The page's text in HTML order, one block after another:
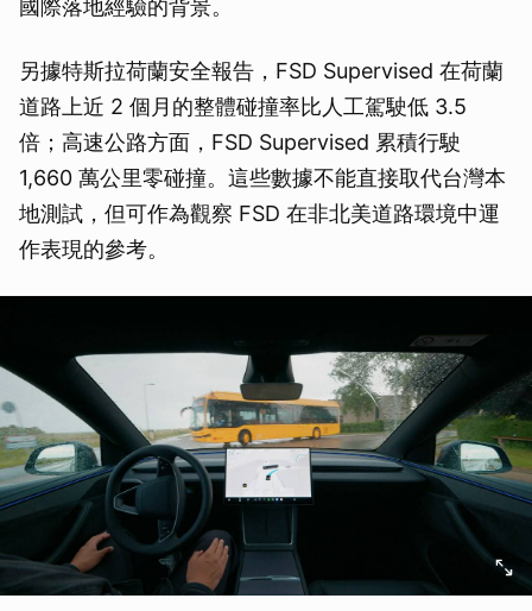
國際落地經驗的背景。
另據特斯拉荷蘭安全報告，FSD Supervised 在荷蘭
道路上近 2 個月的整體碰撞率比人工駕駛低 3.5
倍；高速公路方面，FSD Supervised 累積行駛
1,660 萬公里零碰撞。這些數據不能直接取代台灣本
地測試，但可作為觀察 FSD 在非北美道路環境中運
作表現的參考。